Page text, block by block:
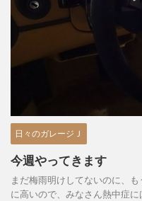
日々のガレージＪ
今週やってきます
まだ梅雨明けしてないのに、
に高いので、みなさん熱中症